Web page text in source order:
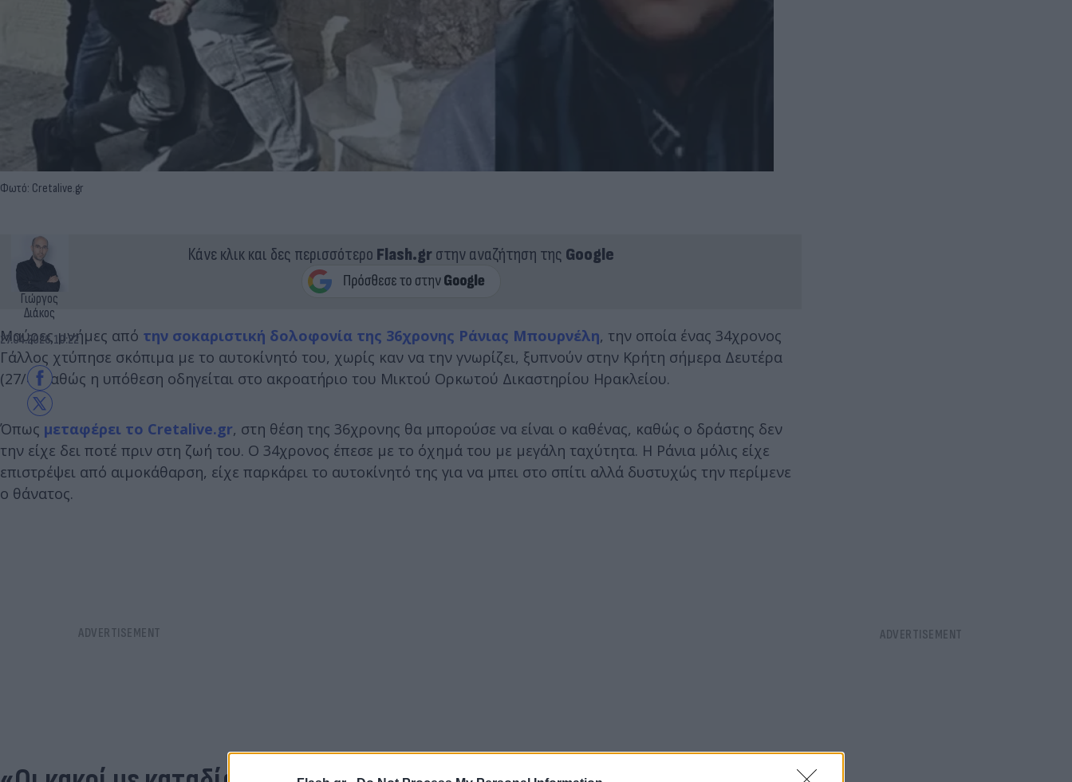
Φωτό: Cretalive.gr
Γιώργος
Διάκος
27.04.2026 10:22
Κάνε κλικ και δες περισσότερο Flash.grστην αναζήτηση της Google
Μαύρες μνήμες από την σοκαριστική δολοφονία της 36χρονης Ράνιας Μπουρνέλη, την οποία ένας 34χρονος
Γάλλος χτύπησε σκόπιμα με το αυτοκίνητό του, χωρίς καν να την γνωρίζει, ξυπνούν στην Κρήτη σήμερα Δευτέρα
(27/4) καθώς η υπόθεση οδηγείται στο ακροατήριο του Μικτού Ορκωτού Δικαστηρίου Ηρακλείου.
Όπως μεταφέρει το Cretalive.gr, στη θέση της 36χρονης θα μπορούσε να είναι ο καθένας, καθώς ο δράστης δεν
την είχε δει ποτέ πριν στη ζωή του. Ο 34χρονος έπεσε με το όχημά του με μεγάλη ταχύτητα. Η Ράνια μόλις είχε
επιστρέψει από αιμοκάθαρση, είχε παρκάρει το αυτοκίνητό της για να μπει στο σπίτι αλλά δυστυχώς την περίμενε
ο θάνατος.